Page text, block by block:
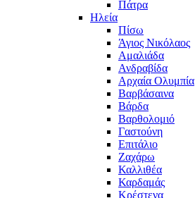
Πάτρα
Ηλεία
Πίσω
Άγιος Νικόλαος
Αμαλιάδα
Ανδραβίδα
Αρχαία Ολυμπία
Βαρβάσαινα
Βάρδα
Βαρθολομιό
Γαστούνη
Επιτάλιο
Ζαχάρω
Καλλιθέα
Καρδαμάς
Κρέστενα